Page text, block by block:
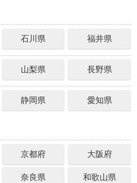
石川県 福井県
山梨県 長野県
静岡県 愛知県
京都府 大阪府
奈良県 和歌山県